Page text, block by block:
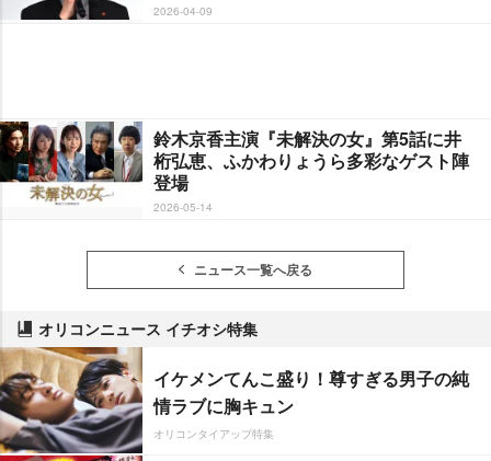
2026-04-09
鈴木京香主演『未解決の女』第5話に井
桁弘恵、ふかわりょうら多彩なゲスト陣
登場
2026-05-14
ニュース一覧へ戻る
オリコンニュース イチオシ特集
イケメンてんこ盛り！尊すぎる男子の純
情ラブに胸キュン
オリコンタイアップ特集